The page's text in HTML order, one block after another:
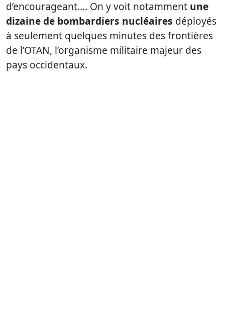
d’encourageant…. On y voit notamment une
dizaine de bombardiers nucléaires déployés
à seulement quelques minutes des frontières
de l’OTAN, l’organisme militaire majeur des
pays occidentaux.